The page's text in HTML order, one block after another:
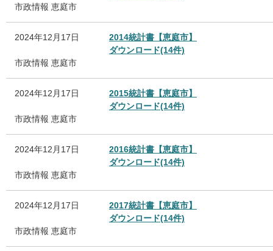
市政情報 恵庭市
2024年12月17日
2014統計書【恵庭市】
ダウンロード(14件)
市政情報 恵庭市
2024年12月17日
2015統計書【恵庭市】
ダウンロード(14件)
市政情報 恵庭市
2024年12月17日
2016統計書【恵庭市】
ダウンロード(14件)
市政情報 恵庭市
2024年12月17日
2017統計書【恵庭市】
ダウンロード(14件)
市政情報 恵庭市